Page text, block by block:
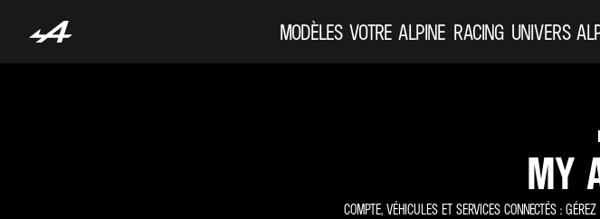
MODÈLES VOTRE ALPINE RACING UNIVERS
MY
COMPTE, VÉHICULES ET SERVICES CONNECTÉS :